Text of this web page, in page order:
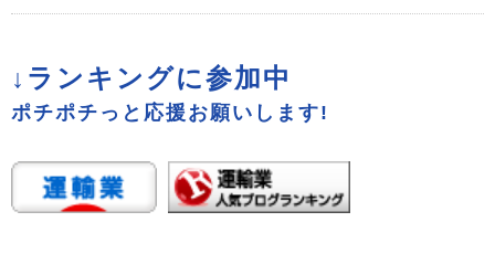
↓ランキングに参加中
ポチポチっと応援お願いします!